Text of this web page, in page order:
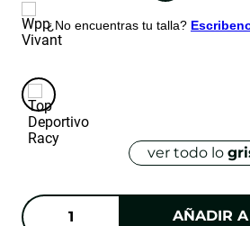
¿No encuentras tu talla?
ver todo lo
AÑADIR